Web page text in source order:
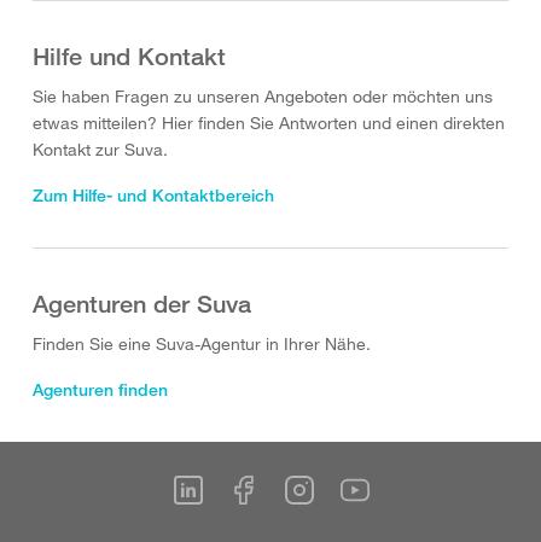
Hilfe und Kontakt
Sie haben Fragen zu unseren Angeboten oder möchten uns
etwas mitteilen? Hier finden Sie Antworten und einen direkten
Kontakt zur Suva.
Zum Hilfe- und Kontaktbereich
Agenturen der Suva
Finden Sie eine Suva-Agentur in Ihrer Nähe.
Agenturen finden